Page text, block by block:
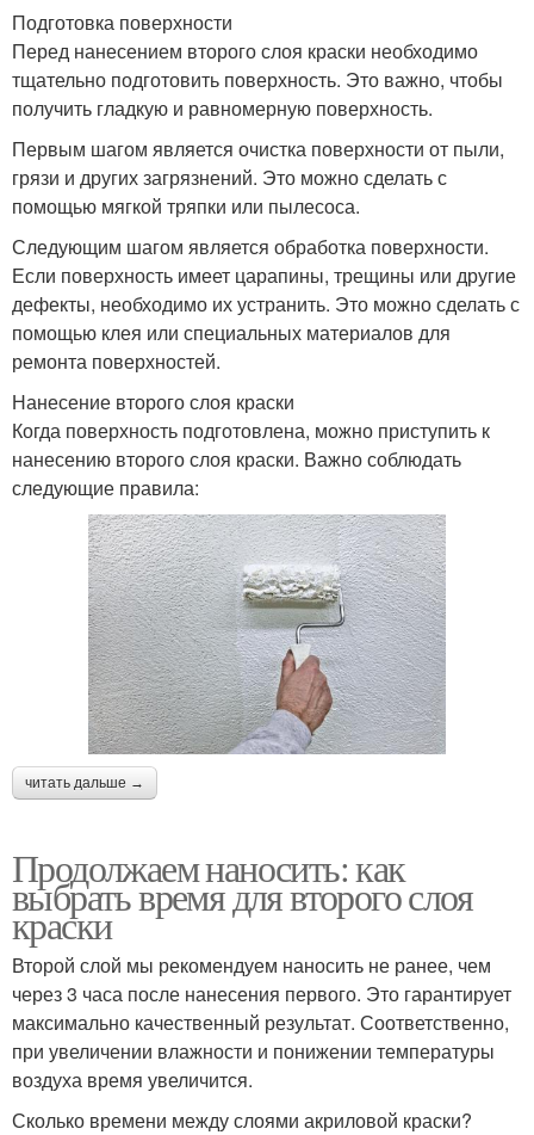
Подготовка поверхности
Перед нанесением второго слоя краски необходимо
тщательно подготовить поверхность. Это важно, чтобы
получить гладкую и равномерную поверхность.
Первым шагом является очистка поверхности от пыли,
грязи и других загрязнений. Это можно сделать с
помощью мягкой тряпки или пылесоса.
Следующим шагом является обработка поверхности.
Если поверхность имеет царапины, трещины или другие
дефекты, необходимо их устранить. Это можно сделать с
помощью клея или специальных материалов для
ремонта поверхностей.
Нанесение второго слоя краски
Когда поверхность подготовлена, можно приступить к
нанесению второго слоя краски. Важно соблюдать
следующие правила:
читать дальше →
Продолжаем наносить: как
выбрать время для второго слоя
краски
Второй слой мы рекомендуем наносить не ранее, чем
через 3 часа после нанесения первого. Это гарантирует
максимально качественный результат. Соответственно,
при увеличении влажности и понижении температуры
воздуха время увеличится.
Сколько времени между слоями акриловой краски?